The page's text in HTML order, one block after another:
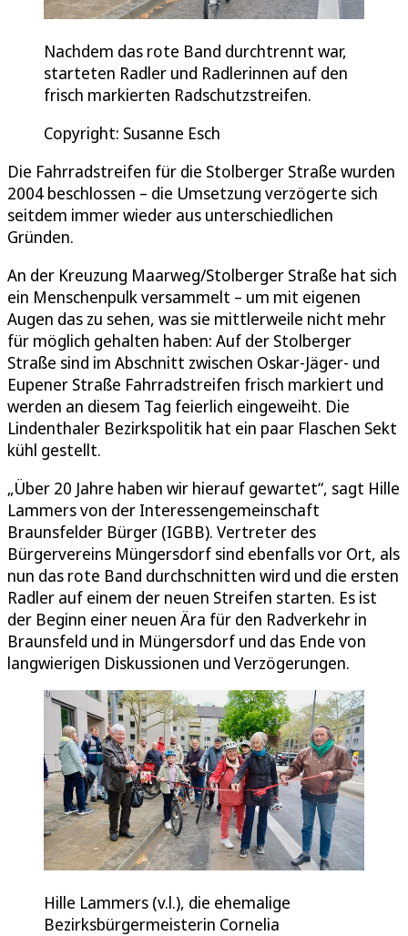
Nachdem das rote Band durchtrennt war,
starteten Radler und Radlerinnen auf den
frisch markierten Radschutzstreifen.
Copyright: Susanne Esch
Die Fahrradstreifen für die Stolberger Straße wurden
2004 beschlossen – die Umsetzung verzögerte sich
seitdem immer wieder aus unterschiedlichen
Gründen.
An der Kreuzung Maarweg/Stolberger Straße hat sich
ein Menschenpulk versammelt – um mit eigenen
Augen das zu sehen, was sie mittlerweile nicht mehr
für möglich gehalten haben: Auf der Stolberger
Straße sind im Abschnitt zwischen Oskar-Jäger- und
Eupener Straße Fahrradstreifen frisch markiert und
werden an diesem Tag feierlich eingeweiht. Die
Lindenthaler Bezirkspolitik hat ein paar Flaschen Sekt
kühl gestellt.
„Über 20 Jahre haben wir hierauf gewartet“, sagt Hille
Lammers von der Interessengemeinschaft
Braunsfelder Bürger (IGBB). Vertreter des
Bürgervereins Müngersdorf sind ebenfalls vor Ort, als
nun das rote Band durchschnitten wird und die ersten
Radler auf einem der neuen Streifen starten. Es ist
der Beginn einer neuen Ära für den Radverkehr in
Braunsfeld und in Müngersdorf und das Ende von
langwierigen Diskussionen und Verzögerungen.
Hille Lammers (v.l.), die ehemalige
Bezirksbürgermeisterin Cornelia